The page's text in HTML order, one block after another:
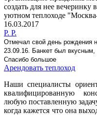
создать для нее
уютном теплоходе
16.03.2017
Р. Р.
Отмечал свой день рождения
23.09.16. Банкет был
Спасибо большое
Арендовать теплоход
Наши специалисты
квалифицированную
любую поставленную
когда кажется что она